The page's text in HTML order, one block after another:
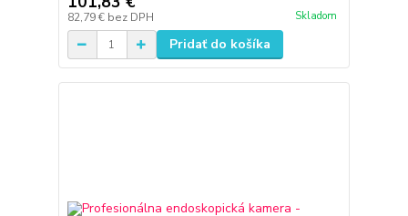
82,79 € bez DPH Skladom
Pridať do košíka